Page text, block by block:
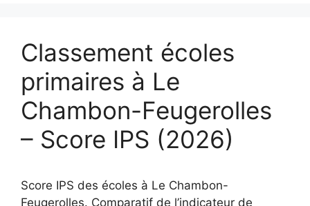
Classement écoles
primaires à Le
Chambon-Feugerolles
– Score IPS (2026)
Score IPS des écoles à Le Chambon-
Feugerolles. Comparatif de l’indicateur de